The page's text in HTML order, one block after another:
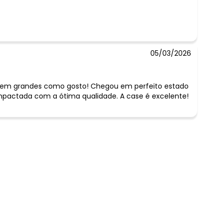
05/03/2026
grandes como gosto! Chegou em perfeito estado
com a ótima qualidade. A case é excelente!